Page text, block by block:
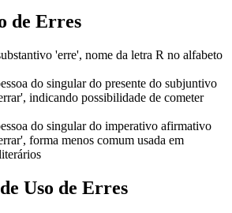
de Erres
'erre', nome da letra R no alfabeto
do singular do presente do subjuntivo
indicando possibilidade de cometer
do singular do imperativo afirmativo
forma menos comum usada em
Uso de Erres